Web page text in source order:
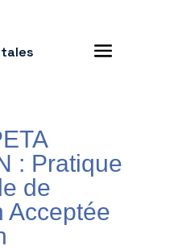
: Pratique
de
Acceptée